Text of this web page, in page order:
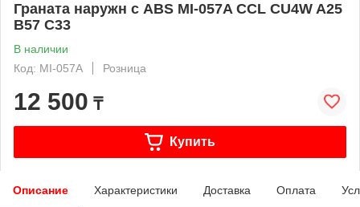
Граната наружн с ABS MI-057A CCL CU4W A25
B57 C33
В наличии
Код: MI-057A
Розница
12 500 ₸
Купить
Описание Характеристики Доставка Оплата